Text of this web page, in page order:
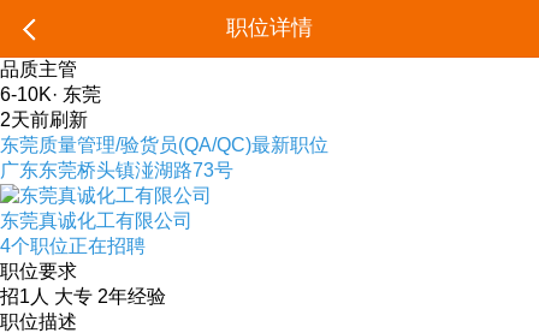
职位详情
品质主管
6-10K· 东莞
2天前刷新
东莞质量管理/验货员(QA/QC)最新职位
广东东莞桥头镇湴湖路73号
东莞真诚化工有限公司
4个职位正在招聘
职位要求
招1人 大专 2年经验
职位描述